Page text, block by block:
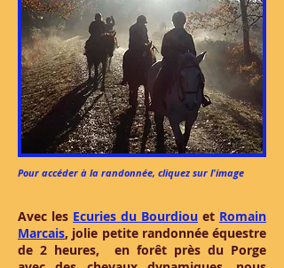
Avec les Ecuries du Bourdiou et Romain
Marcais, jolie petite randonnée équestre
de 2 heures, en forêt près du Porge
Pour accéder à la randonnée, cliquez sur l'image